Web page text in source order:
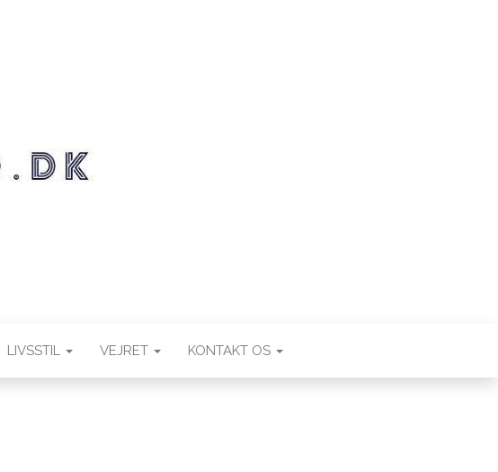
LIVSSTIL VEJRET KONTAKT OS